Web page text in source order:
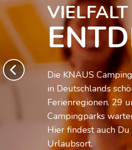
VIELFALT
Die KNAUS
in Deutschlands
Ferienregionen. 29
Campingparks
Hier findest auch
Urlaubsort.